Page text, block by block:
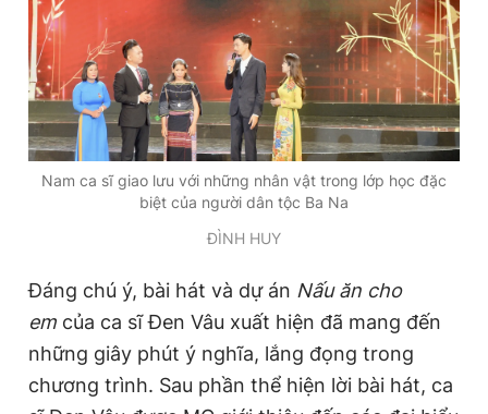
Nam ca sĩ giao lưu với những nhân vật trong lớp học đặc
biệt của người dân tộc Ba Na
ĐÌNH HUY
Đáng chú ý, bài hát và dự án Nấu ăn cho
em của ca sĩ Đen Vâu xuất hiện đã mang đến
những giây phút ý nghĩa, lắng đọng trong
chương trình. Sau phần thể hiện lời bài hát, ca